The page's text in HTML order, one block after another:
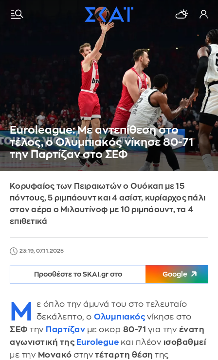
Euroleague: Με αντεπίθεση στο
τέλος, ο Ολυμπιακός νίκησε 80-71
την Παρτίζαν στο ΣΕΦ
Κορυφαίος των Πειραιωτών ο Ουόκαπ με 15
πόντους, 5 ριμπάουντ και 4 ασίστ, κυρίαρχος πάλι
στον αέρα ο Μιλουτίνοφ με 10 ριμπάουντ, τα 4
επιθετικά
23:19, 07.11.2025
Προσθέστε το SKAI.gr στο Google
Μ
ε όπλο την άμυνά του στο τελευταίο
δεκάλεπτο, ο Ολυμπιακός νίκησε στο
ΣΕΦ την Παρτίζαν με σκορ 80-71 για την ένατη
αγωνιστική της Eurolegue και πλέον ισοβαθμεί
με την Μονακό στην τέταρτη θέση της